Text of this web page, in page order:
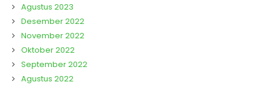
Agustus 2023
Desember 2022
November 2022
Oktober 2022
September 2022
Agustus 2022